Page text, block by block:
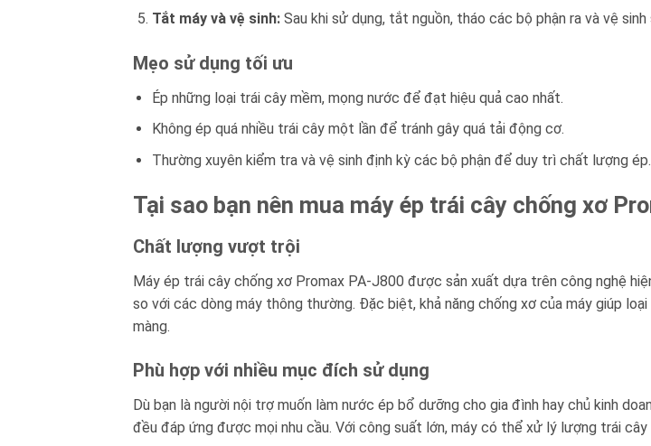
Tắt máy và vệ sinh:Sau khi sử dụng, tắt nguồn, tháo các bộ phận ra và vệ sinh
Mẹo sử dụng tối ưu
Ép những loại trái cây mềm, mọng nước để đạt hiệu quả cao nhất.
Không ép quá nhiều trái cây một lần để tránh gây quá tải động cơ.
Thường xuyên kiểm tra và vệ sinh định kỳ các bộ phận để duy trì chất lượng ép.
Tại sao bạn nên mua máy ép trái cây chống xơ
Chất lượng vượt trội
Máy ép trái cây chống xơ Promax PA-J800 được sản xuất dựa trên công nghệ
so với các dòng máy thông thường. Đặc biệt, khả năng chống xơ của máy giúp
màng.
Phù hợp với nhiều mục đích sử dụng
Dù bạn là người nội trợ muốn làm nước ép bổ dưỡng cho gia đình hay chủ kinh
đều đáp ứng được mọi nhu cầu. Với công suất lớn, máy có thể xử lý lượng trái cây